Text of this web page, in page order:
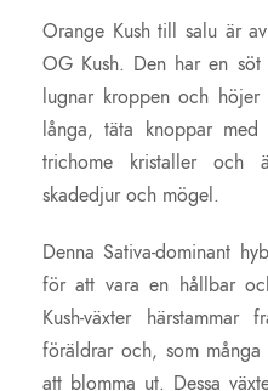
Orange Kush till salu är
OG Kush. Den har en söt
lugnar kroppen och höjer
långa, täta knoppar
trichome kristaller och
skadedjur och mögel.
Denna Sativa-dominant
för att vara en hållbar
Kush-växter
föräldrar och, som många
att blomma ut. Dessa